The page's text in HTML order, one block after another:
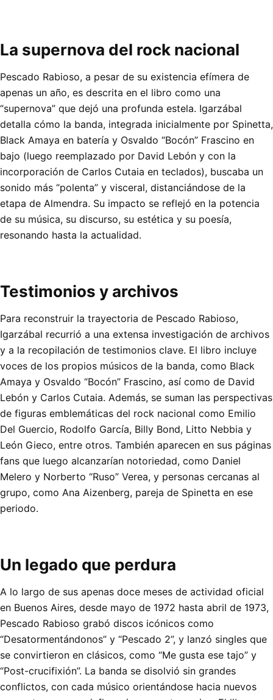
La supernova del rock nacional
Pescado Rabioso, a pesar de su existencia efímera de
apenas un año, es descrita en el libro como una
“supernova” que dejó una profunda estela. Igarzábal
detalla cómo la banda, integrada inicialmente por Spinetta,
Black Amaya en batería y Osvaldo “Bocón” Frascino en
bajo (luego reemplazado por David Lebón y con la
incorporación de Carlos Cutaia en teclados), buscaba un
sonido más “polenta” y visceral, distanciándose de la
etapa de Almendra. Su impacto se reflejó en la potencia
de su música, su discurso, su estética y su poesía,
resonando hasta la actualidad.
Testimonios y archivos
Para reconstruir la trayectoria de Pescado Rabioso,
Igarzábal recurrió a una extensa investigación de archivos
y a la recopilación de testimonios clave. El libro incluye
voces de los propios músicos de la banda, como Black
Amaya y Osvaldo “Bocón” Frascino, así como de David
Lebón y Carlos Cutaia. Además, se suman las perspectivas
de figuras emblemáticas del rock nacional como Emilio
Del Guercio, Rodolfo García, Billy Bond, Litto Nebbia y
León Gieco, entre otros. También aparecen en sus páginas
fans que luego alcanzarían notoriedad, como Daniel
Melero y Norberto “Ruso” Verea, y personas cercanas al
grupo, como Ana Aizenberg, pareja de Spinetta en ese
periodo.
Un legado que perdura
A lo largo de sus apenas doce meses de actividad oficial
en Buenos Aires, desde mayo de 1972 hasta abril de 1973,
Pescado Rabioso grabó discos icónicos como
“Desatormentándonos” y “Pescado 2”, y lanzó singles que
se convirtieron en clásicos, como “Me gusta ese tajo” y
“Post-crucifixión”. La banda se disolvió sin grandes
conflictos, con cada músico orientándose hacia nuevos